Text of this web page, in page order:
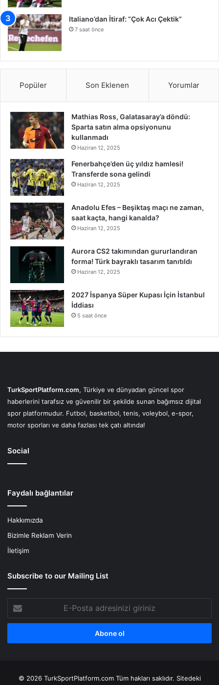
Italiano’dan İtiraf: “Çok Acı Çektik”
7 saat önce
Popüler Son Eklenen Yorumlar
Mathias Ross, Galatasaray’a döndü:
Sparta satın alma opsiyonunu
kullanmadı
Haziran 12, 2025
Fenerbahçe’den üç yıldız hamlesi!
Transferde sona gelindi
Haziran 12, 2025
Anadolu Efes – Beşiktaş maçı ne zaman,
saat kaçta, hangi kanalda?
Haziran 12, 2025
Aurora CS2 takımından gururlandıran
forma! Türk bayraklı tasarım tanıtıldı
Haziran 12, 2025
2027 İspanya Süper Kupası İçin İstanbul
İddiası
5 saat önce
TurkSportPlatform.com, Türkiye ve dünyadan güncel spor
haberlerini tarafsız ve güvenilir bir şekilde sunan bağımsız dijital
spor platformudur. Futbol, basketbol, tenis, voleybol, e-spor,
motor sporları ve daha fazlası tek çatı altında!
Social
Faydalı bağlantılar
Hakkımızda
Bizimle Reklam Verin
İletişim
Subscribe to our Mailing List
Posta
adresinizi
© 2026 TurkSportPlatform.com Tüm hakları saklıdır. Sitedeki